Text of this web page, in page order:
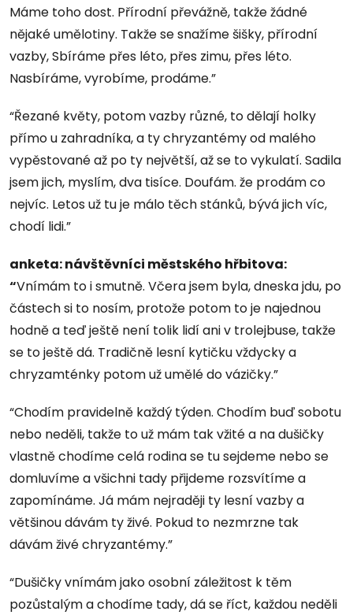
Máme toho dost. Přírodní převážně, takže žádné
nějaké umělotiny. Takže se snažíme šišky, přírodní
vazby, Sbíráme přes léto, přes zimu, přes léto.
Nasbíráme, vyrobíme, prodáme.”
“Řezané květy, potom vazby různé, to dělají holky
přímo u zahradníka, a ty chryzantémy od malého
vypěstované až po ty největší, až se to vykulatí. Sadila
jsem jich, myslím, dva tisíce. Doufám. že prodám co
nejvíc. Letos už tu je málo těch stánků, bývá jich víc,
chodí lidi.”
anketa: návštěvníci městského hřbitova:
“Vnímám to i smutně. Včera jsem byla, dneska jdu, po
částech si to nosím, protože potom to je najednou
hodně a teď ještě není tolik lidí ani v trolejbuse, takže
se to ještě dá. Tradičně lesní kytičku vždycky a
chryzamténky potom už umělé do vázičky.”
“Chodím pravidelně každý týden. Chodím buď sobotu
nebo neděli, takže to už mám tak vžité a na dušičky
vlastně chodíme celá rodina se tu sejdeme nebo se
domluvíme a všichni tady přijdeme rozsvítíme a
zapomínáme. Já mám nejraději ty lesní vazby a
většinou dávám ty živé. Pokud to nezmrzne tak
dávám živé chryzantémy.”
“Dušičky vnímám jako osobní záležitost k těm
pozůstalým a chodíme tady, dá se říct, každou neděli